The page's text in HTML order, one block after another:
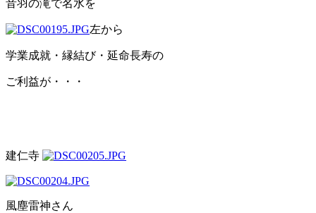
音羽の滝で名水を
左から
学業成就・縁結び・延命長寿の
ご利益が・・・
建仁寺
風塵雷神さん